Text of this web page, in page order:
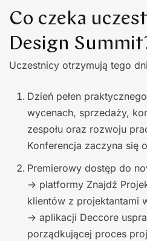
Co czeka
Design
Uczestnicy otrzymują tego
Dzień pełen
wycenach, sprzedaży,
zespołu oraz rozwoju
Konferencja zaczyna się
Premierowy dostęp do
-> platformy Znajdź
klientów z projektantami
-> aplikacji Deccore
porządkującej proces